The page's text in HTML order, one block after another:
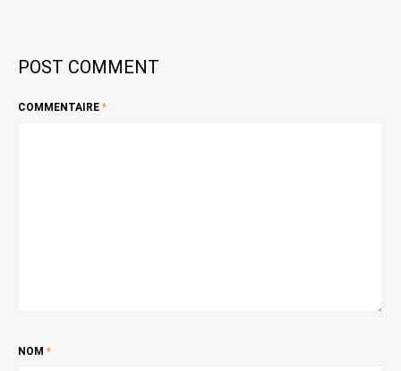
POST COMMENT
COMMENTAIRE *
NOM *